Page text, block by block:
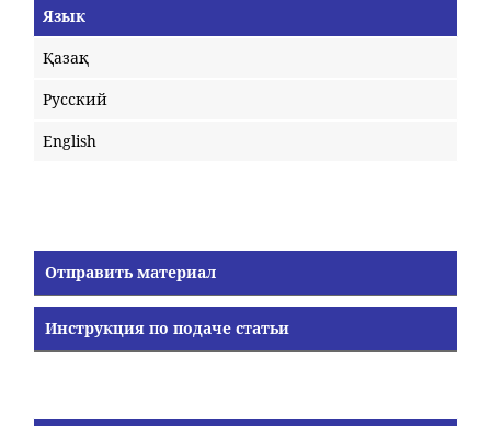
Язык
Қазақ
Русский
English
Отправить материал
Инструкция по подаче статьи